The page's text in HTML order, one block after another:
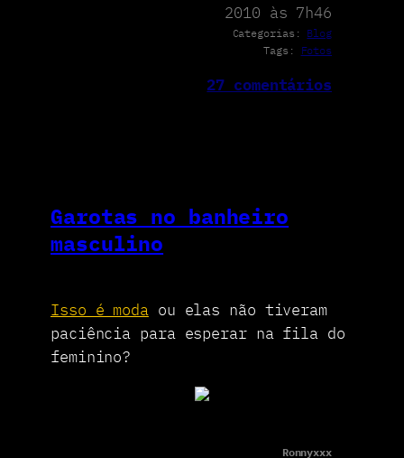
2010 às 7h46
Categorias: Blog
Tags: Fotos
27 comentários
Garotas no banheiro
masculino
Isso é modaou elas não tiveram
paciência para esperar na fila do
feminino?
Ronnyxxx